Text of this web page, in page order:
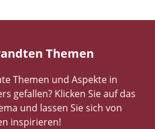
Themen
Themen und Aspekte in
gefallen? Klicken Sie auf das
und lassen Sie sich von
inspirieren!